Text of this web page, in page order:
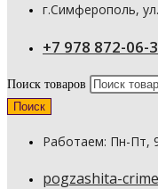
г.Симферополь,
+7 978 872-06-
Поиск товаров
Поиск
Работаем: Пн-Пт,
pogzashita-